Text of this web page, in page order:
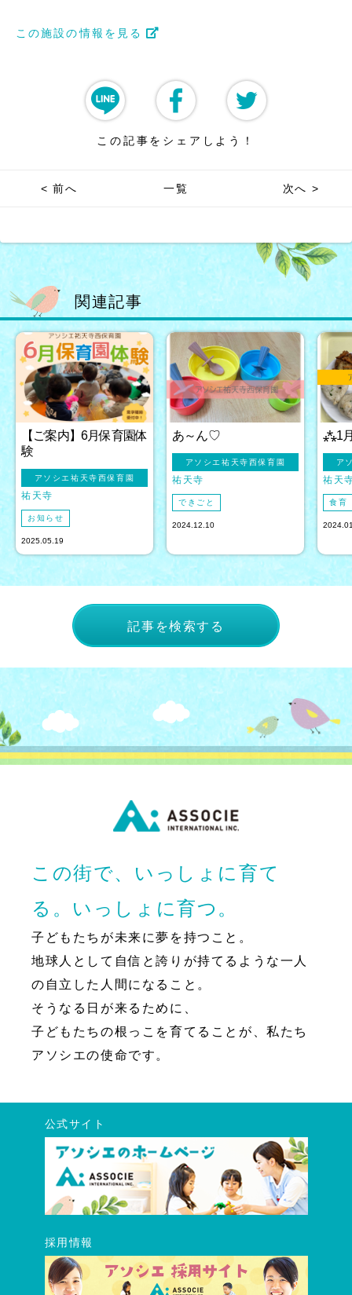
この施設の情報を見る
この記事をシェアしよう！
< 前へ 一覧 次へ >
関連記事
【ご案内】6月保育園体
験
アソシエ祐天寺西保育園
祐天寺
お知らせ
2025.05.19
あ～ん♡
アソシエ祐天寺西保育園
祐天寺
できごと
2024.12.10
⁂1
ア
祐天
食育
記事を検索する
この街で、いっしょに育て
る。いっしょに育つ。
子どもたちが未来に夢を持つこと。
地球人として自信と誇りが持てるような一人
の自立した人間になること。
そうなる日が来るために、
子どもたちの根っこを育てることが、私たち
アソシエの使命です。
公式サイト
採用情報